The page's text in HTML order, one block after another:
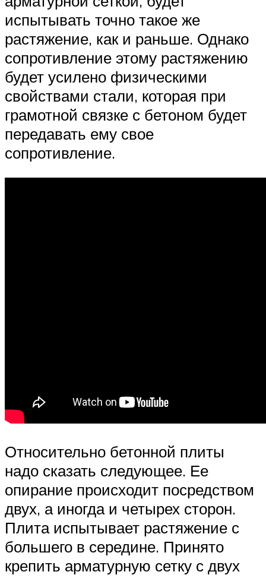
испытывать точно такое же
растяжение, как и раньше. Однако
сопротивление этому растяжению
будет усилено физическими
свойствами стали, которая при
грамотной связке с бетоном будет
передавать ему свое
сопротивление.
Относительно бетонной плиты
надо сказать следующее. Ее
опирание происходит посредством
двух, а иногда и четырех сторон.
Плита испытывает растяжение с
большего в середине. Принято
крепить арматурную сетку с двух